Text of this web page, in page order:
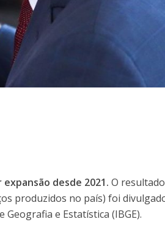
desde 2021. O
produzidos no país) foi
e Estatística (IBGE).